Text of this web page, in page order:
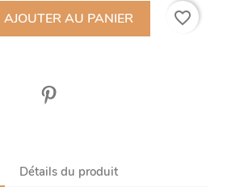
AJOUTER AU PANIER favorite_border
Détails du produit